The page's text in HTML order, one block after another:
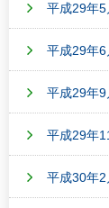
平成29年
平成29年
平成29年
平成29年
平成30年